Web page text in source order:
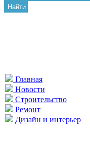
Найти
Главная
Новости
Строительство
Ремонт
Дизайн и интерьер